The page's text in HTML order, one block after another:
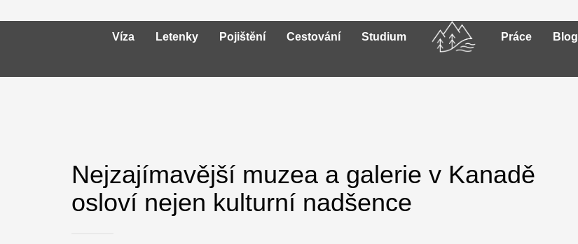
Víza Letenky Pojištění Cestování Studium Práce Blog
Nejzajímavější muzea a galerie v Kanadě
osloví nejen kulturní nadšence